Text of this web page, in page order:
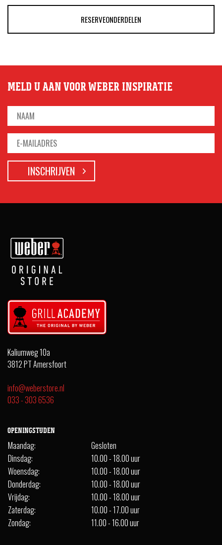
RESERVEONDERDELEN
MELD U AAN VOOR WEBER INSPIRATIE
Kaliumweg 10a
3812 PT Amersfoort
info@weberstore.nl
033 - 303 6536
OPENINGSTIJDEN
Maandag:
Gesloten
Dinsdag:
10.00 - 18.00 uur
Woensdag:
10.00 - 18.00 uur
Donderdag:
10.00 - 18.00 uur
Vrijdag:
10.00 - 18.00 uur
Zaterdag:
10.00 - 17.00 uur
Zondag:
11.00 - 16.00 uur